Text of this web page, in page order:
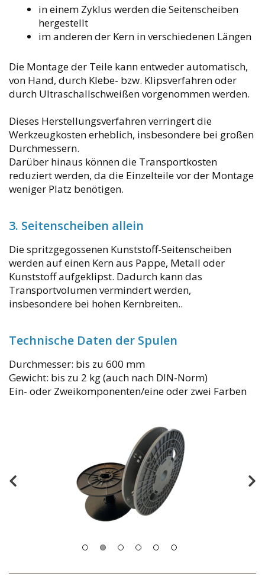
in einem Zyklus werden die Seitenscheiben
hergestellt
im anderen der Kern in verschiedenen Längen
Die Montage der Teile kann entweder automatisch,
von Hand, durch Klebe- bzw. Klipsverfahren oder
durch Ultraschallschweißen vorgenommen werden.
Dieses Herstellungsverfahren verringert die
Werkzeugkosten erheblich, insbesondere bei großen
Durchmessern.
Darüber hinaus können die Transportkosten
reduziert werden, da die Einzelteile vor der Montage
weniger Platz benötigen.
3. Seitenscheiben allein
Die spritzgegossenen Kunststoff-Seitenscheiben
werden auf einen Kern aus Pappe, Metall oder
Kunststoff aufgeklipst. Dadurch kann das
Transportvolumen vermindert werden,
insbesondere bei hohen Kernbreiten..
Technische Daten der Spulen
Durchmesser: bis zu 600 mm
Gewicht: bis zu 2 kg (auch nach DIN-Norm)
Ein- oder Zweikomponenten/eine oder zwei Farben